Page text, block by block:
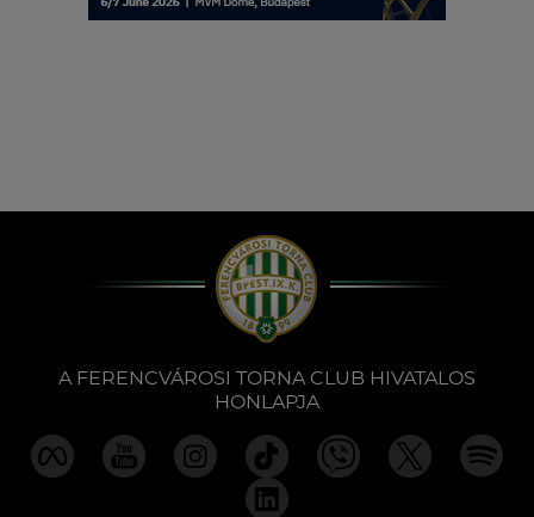
A FERENCVÁROSI TORNA CLUB HIVATALOS
HONLAPJA